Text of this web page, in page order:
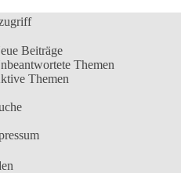
Beiträge
Themen
Themen